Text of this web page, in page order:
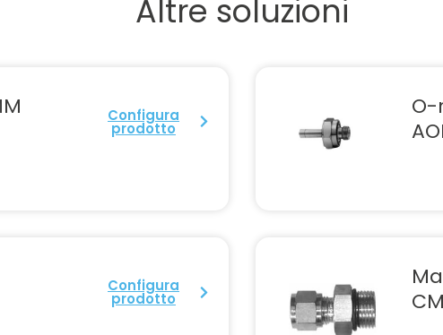
Altre soluzioni
Configura
prodotto
Configura
prodotto